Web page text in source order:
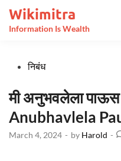
content
Wikimitra
Information Is Wealth
Postedनिबंध
मी अनुभवलेला पाऊस
Anubhavlela
March 4, 2024 - by Harold -